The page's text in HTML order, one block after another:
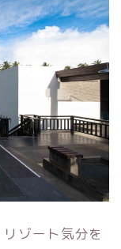
ゾート気分を